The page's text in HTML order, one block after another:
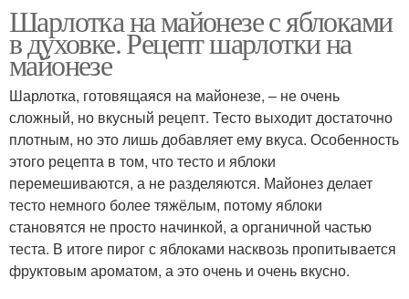
Шарлотка на майонезе с яблоками
в духовке. Рецепт шарлотки на
майонезе
Шарлотка, готовящаяся на майонезе, – не очень
сложный, но вкусный рецепт. Тесто выходит достаточно
плотным, но это лишь добавляет ему вкуса. Особенность
этого рецепта в том, что тесто и яблоки
перемешиваются, а не разделяются. Майонез делает
тесто немного более тяжёлым, потому яблоки
становятся не просто начинкой, а органичной частью
теста. В итоге пирог с яблоками насквозь пропитывается
фруктовым ароматом, а это очень и очень вкусно.